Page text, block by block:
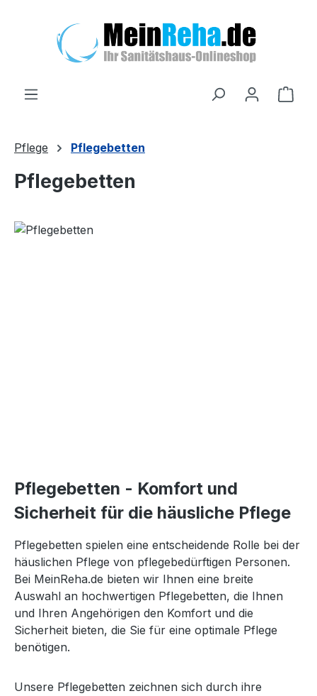
Pflege Pflegebetten
Pflegebetten
Pflegebetten - Komfort und
Sicherheit für die häusliche Pflege
Pflegebetten spielen eine entscheidende Rolle bei der
häuslichen Pflege von pflegebedürftigen Personen.
Bei MeinReha.de bieten wir Ihnen eine breite
Auswahl an hochwertigen Pflegebetten, die Ihnen
und Ihren Angehörigen den Komfort und die
Sicherheit bieten, die Sie für eine optimale Pflege
benötigen.
Unsere Pflegebetten zeichnen sich durch ihre